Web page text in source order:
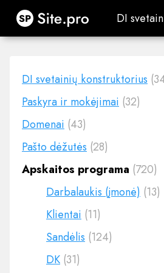
Site.pro DI
DI
DI svetainių konstruktorius
Paskyra ir mokėjimai (32)
Domenai (43)
Pašto dėžutės (28)
Apskaitos programa (720)
Darbalaukis (įmonė) (13)
Klientai (11)
Sandėlis (124)
DK (31)